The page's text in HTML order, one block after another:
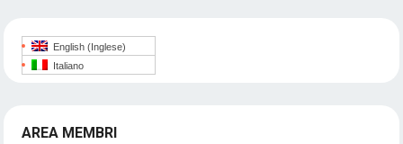
English (Inglese)
Italiano
AREA MEMBRI